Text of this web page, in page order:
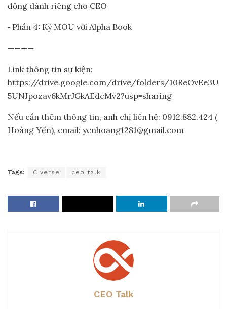
động dành riêng cho CEO
⁃ Phần 4: Ký MOU với Alpha Book
————
Link thông tin sự kiện:
https://drive.google.com/drive/folders/10ReOvEe3U
5UNJpozav6kMrJGkAEdcMv2?usp=sharing
Nếu cần thêm thông tin, anh chị liên hệ: 0912.882.424 (
Hoàng Yến), email: yenhoang1281@gmail.com
Tags: C verse ceo talk
CEO Talk